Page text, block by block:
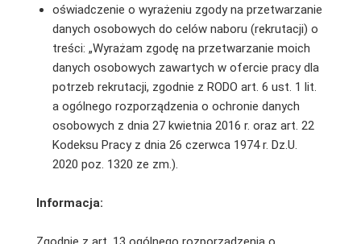
oświadczenie o wyrażeniu zgody na przetwarzanie
danych osobowych do celów naboru (rekrutacji) o
treści: „Wyrażam zgodę na przetwarzanie moich
danych osobowych zawartych w ofercie pracy dla
potrzeb rekrutacji, zgodnie z RODO art. 6 ust. 1 lit.
a ogólnego rozporządzenia o ochronie danych
osobowych z dnia 27 kwietnia 2016 r. oraz art. 22
Kodeksu Pracy z dnia 26 czerwca 1974 r. Dz.U.
2020 poz. 1320 ze zm.).
Informacja: